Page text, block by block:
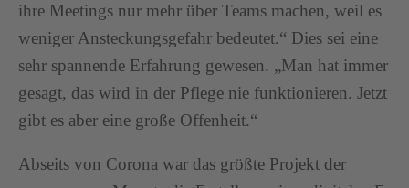
ihre Meetings nur mehr über Teams machen, weil es
weniger Ansteckungsgefahr bedeutet.“ Dies sei eine
sehr spannende Erfahrung gewesen. „Man hat immer
gesagt, das wird in der Pflege nie funktionieren. Jetzt
gibt es aber eine große Offenheit.“
Abseits von Corona war das größte Projekt der